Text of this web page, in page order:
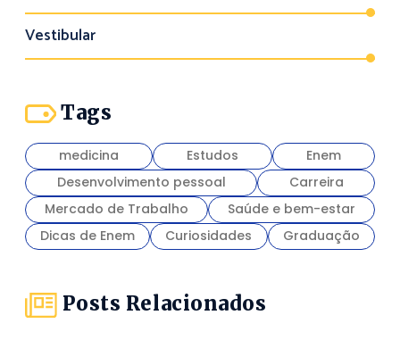
Vestibular
Tags
medicina Estudos
Enem
Desenvolvimento pessoal
Carreira
Mercado de Trabalho
Saúde e bem-estar
Dicas de Enem
Curiosidades Graduação
Posts Relacionados